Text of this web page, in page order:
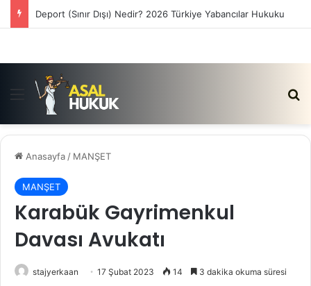
Deport (Sınır Dışı) Nedir? 2026 Türkiye Yabancılar Hukuku
Menü
Anasayfa / MANŞET
MANŞET
Karabük Gayrimenkul
Davası Avukatı
stajyerkaan 17 Şubat 2023 14 3 dakika okuma süresi